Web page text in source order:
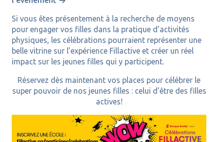
Si vous êtes présentement à la recherche de moyens
pour engager vos filles dans la pratique d’activités
physiques, les célébrations pourraient représenter une
belle vitrine sur l’expérience Fillactive et créer un réel
impact sur les jeunes filles qui y participent.
Réservez dès maintenant vos places pour célébrer le
super pouvoir de nos jeunes filles : celui d’être des filles
actives!